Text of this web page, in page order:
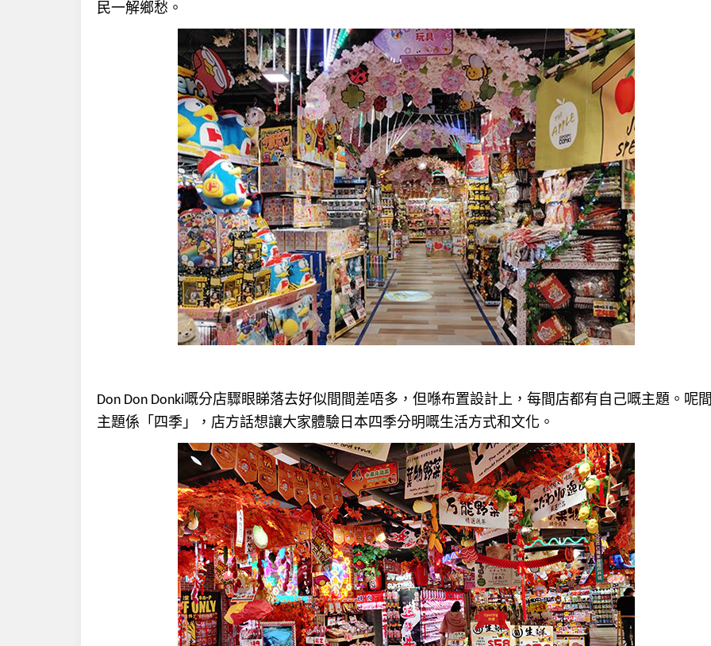
民一解鄉愁。
Don Don Donki嘅分店驟眼睇落去好似間間差唔多，但喺布置設計上，每間店都有自己嘅主題。呢
主題係「四季」，店方話想讓大家體驗日本四季分明嘅生活方式和文化。